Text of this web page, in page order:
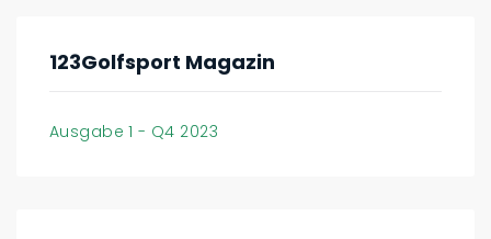
123Golfsport Magazin
Ausgabe 1 - Q4 2023